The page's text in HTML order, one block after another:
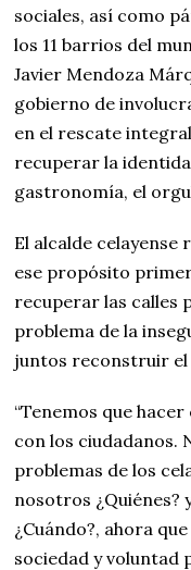
sociales, así como
los 11 barrios del
Javier Mendoza
gobierno de
en el rescate
recuperar la
gastronomía, el
El alcalde
ese propósito
recuperar las calles
problema de la
juntos reconstruir el
“Tenemos que
con los ciudadanos.
problemas de los
nosotros ¿Quiénes?
¿Cuándo?, ahora
sociedad y voluntad